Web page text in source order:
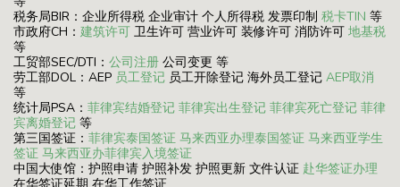
税务局BIR：企业所得税 企业审计 个人所得税 发票印制 税卡TIN 等
市政府CH： 建筑许可 卫生许可 营业许可 装修许可 消防许可 地基税
等
工贸部SEC/DTI： 公司注册 公司变更 等
劳工部DOL：AEP 员工登记 员工开除登记 海外员工登记 AEP取消
等
统计局PSA： 菲律宾结婚登记 菲律宾出生登记 菲律宾死亡登记 菲律
宾离婚登记 等
第三国签证： 菲律宾泰国签证 马来西亚办理泰国签证 马来西亚学生
签证 马来西亚办菲律宾入境签证
中国大使馆：护照申请 护照补发 护照更新 文件认证 赴华签证办理